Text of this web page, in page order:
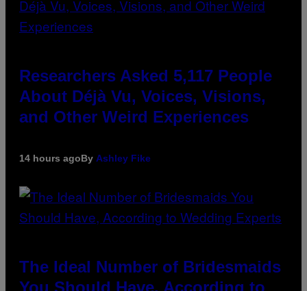
Researchers Asked 5,117 People
About Déjà Vu, Voices, Visions,
and Other Weird Experiences
14 hours agoBy Ashley Fike
The Ideal Number of Bridesmaids